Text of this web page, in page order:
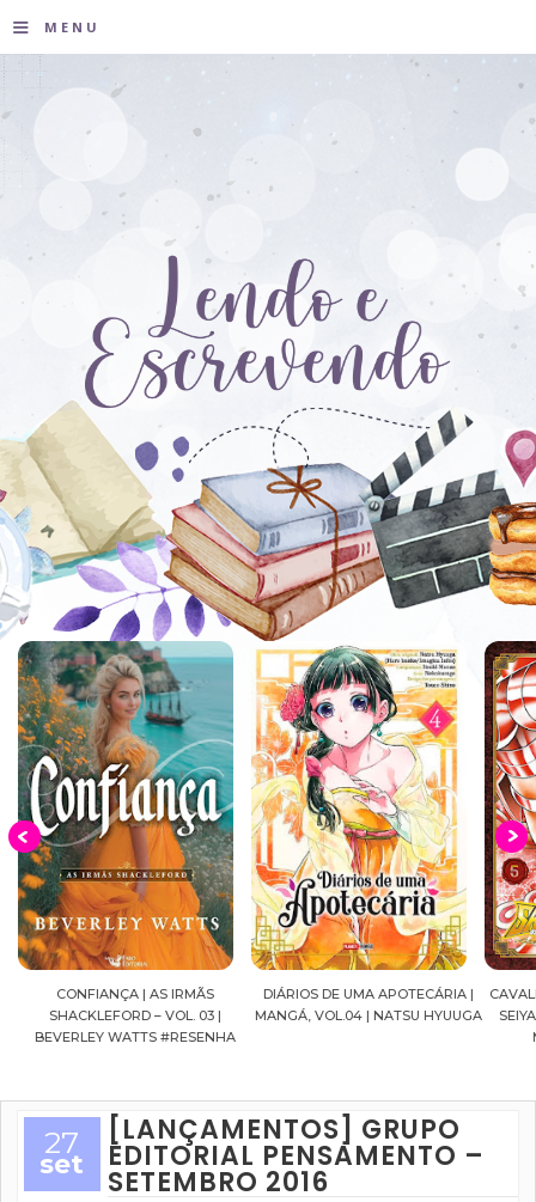
≡ MENU
DIÁRIOS DE UMA APOTECÁRIA |
MANGÁ, VOL.04 | NATSU HYUUGA
CAVALEIROS DO ZODÍACO: SAINT
SEIYA FINAL EDITION | VOL. 05 |
27
set
[LANÇAMENTOS] GRUPO
EDITORIAL PENSAMENTO –
SETEMBRO 2016